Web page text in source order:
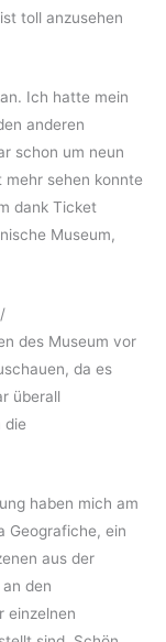
toll anzusehen
Ich hatte mein
anderen
schon um neun
mehr sehen konnte
dank Ticket
Museum,
des Museum vor
da es
überall
die
haben mich am
Geografiche, ein
aus der
den
einzelnen